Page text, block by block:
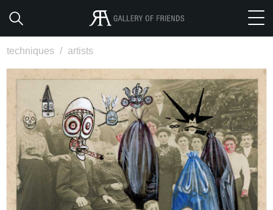
techniques / artists